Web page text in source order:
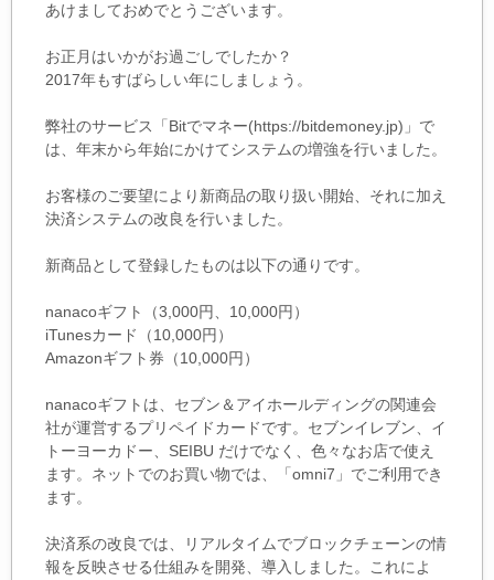
あけましておめでとうございます。
お正月はいかがお過ごしでしたか？
2017年もすばらしい年にしましょう。
弊社のサービス「Bitでマネー(https://bitdemoney.jp)」で
は、年末から年始にかけてシステムの増強を行いました。
お客様のご要望により新商品の取り扱い開始、それに加え
決済システムの改良を行いました。
新商品として登録したものは以下の通りです。
nanacoギフト（3,000円、10,000円）
iTunesカード（10,000円）
Amazonギフト券（10,000円）
nanacoギフトは、セブン＆アイホールディングの関連会
社が運営するプリペイドカードです。セブンイレブン、イ
トーヨーカドー、SEIBU だけでなく、色々なお店で使え
ます。ネットでのお買い物では、「omni7」でご利用でき
ます。
決済系の改良では、リアルタイムでブロックチェーンの情
報を反映させる仕組みを開発、導入しました。これによ